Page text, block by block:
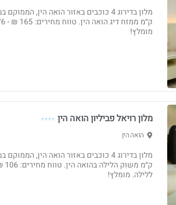
מומלץ!
מלון רויאל פביליון הואה הין ⭐⭐⭐⭐
הואה הין
ללילה. מומלץ!